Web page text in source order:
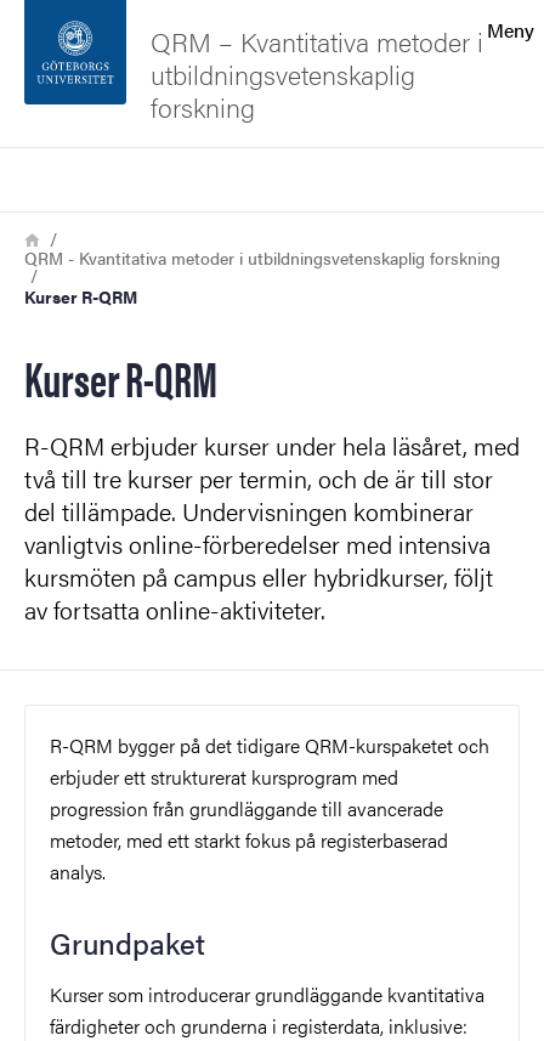
Sidfoten
Om webbplatsen
Meny
QRM – Kvantitativa metoder i
utbildningsvetenskaplig
forskning
Länkstig
Hem
QRM - Kvantitativa metoder i utbildningsvetenskaplig forskning
Kurser R-QRM
Kurser R-QRM
R-QRM erbjuder kurser under hela läsåret, med
två till tre kurser per termin, och de är till stor
del tillämpade. Undervisningen kombinerar
vanligtvis online-förberedelser med intensiva
kursmöten på campus eller hybridkurser, följt
av fortsatta online-aktiviteter.
R-QRM bygger på det tidigare QRM-kurspaketet och
erbjuder ett strukturerat kursprogram med
progression från grundläggande till avancerade
metoder, med ett starkt fokus på registerbaserad
analys.
Grundpaket
Kurser som introducerar grundläggande kvantitativa
färdigheter och grunderna i registerdata, inklusive: